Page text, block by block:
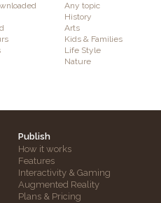
Any topic
History
Arts
Kids & Families
Life Style
Nature
Publish
How it works
Features
Interactivity & Gaming
Augmented Reality
Plans & Pricing